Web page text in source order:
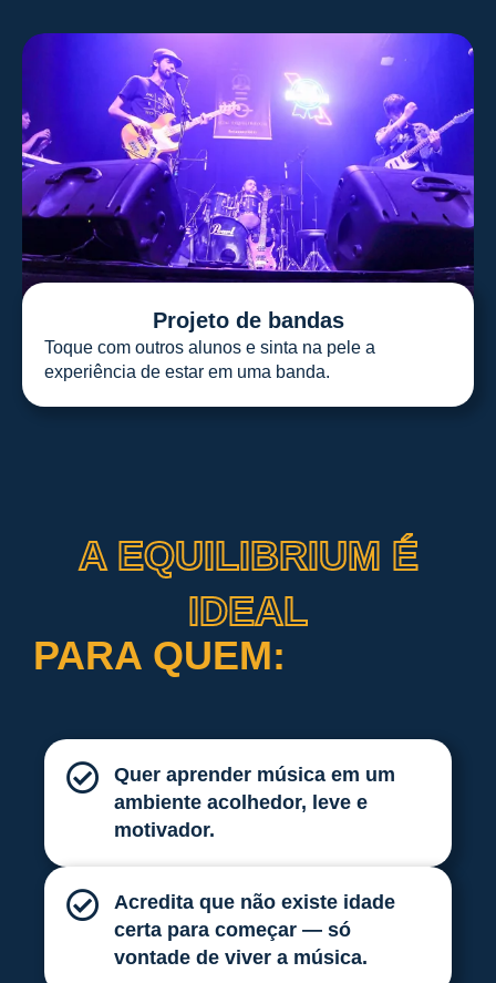
Projeto de bandas
Toque com outros alunos e sinta na pele a
experiência de estar em uma banda.
A EQUILIBRIUM É
IDEAL
PARA QUEM:
Quer aprender música em um
ambiente acolhedor, leve e
motivador.
Acredita que não existe idade
certa para começar — só
vontade de viver a música.